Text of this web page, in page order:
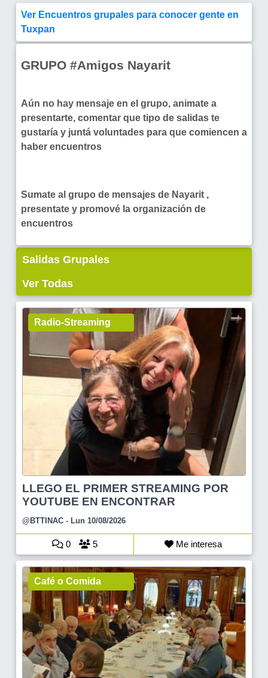
Ver Encuentros grupales para conocer gente en
Tuxpan
GRUPO #Amigos Nayarit
Aún no hay mensaje en el grupo, animate a
presentarte, comentar que tipo de salidas te
gustaría y juntá voluntades para que comiencen a
haber encuentros
Sumate al grupo de mensajes de Nayarit ,
presentate y promové la organización de
encuentros
Salidas Grupales
Ver Todas
Radio-Streaming
LLEGO EL PRIMER STREAMING POR
YOUTUBE EN ENCONTRAR
@BTTINAC - Lun 10/08/2026
0 5 Me interesa
Café o Comida